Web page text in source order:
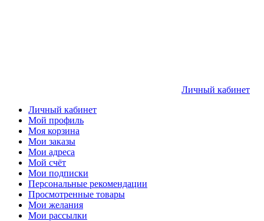
Личный кабинет
Личный кабинет
Мой профиль
Моя корзина
Мои заказы
Мои адреса
Мой счёт
Мои подписки
Персональные рекомендации
Просмотренные товары
Мои желания
Мои рассылки